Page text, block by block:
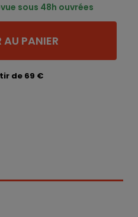
sous 48h ouvrées
PANIER
de 69 €